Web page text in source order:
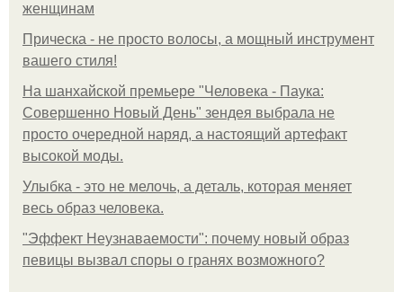
женщинам
Прическа - не просто волосы, а мощный инструмент
вашего стиля!
На шанхайской премьере "Человека - Паука:
Совершенно Новый День" зендея выбрала не
просто очередной наряд, а настоящий артефакт
высокой моды.
Улыбка - это не мелочь, а деталь, которая меняет
весь образ человека.
"Эффект Неузнаваемости": почему новый образ
певицы вызвал споры о гранях возможного?